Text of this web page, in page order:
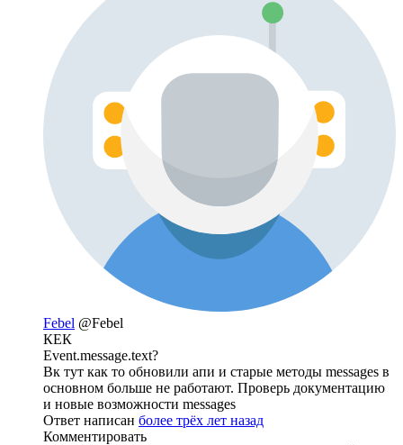
Febel @Febel
КЕК
Event.message.text?
Вк тут как то обновили апи и старые методы messages в
основном больше не работают. Проверь документацию
и новые возможности messages
Ответ написан более трёх лет назад
Комментировать